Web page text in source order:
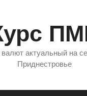
актуальный на
Приднестровье